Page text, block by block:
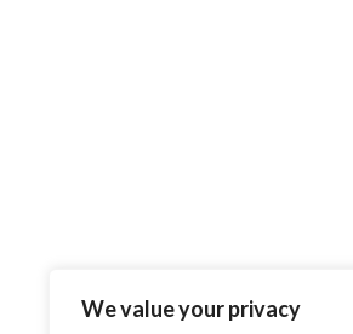
We value your privacy